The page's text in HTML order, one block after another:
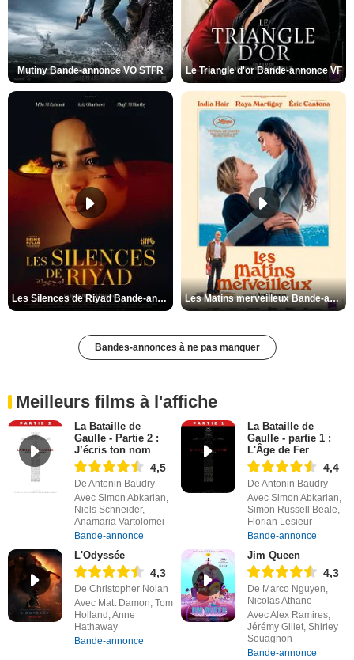
Mutiny Bande-annonce VO STFR Le Triangle d'or Bande-annonce VF
Les Silences de Riyad Bande-annonce VO STFR Les Matins merveilleux Bande-annonce VF
Bandes-annonces à ne pas manquer
Meilleurs films à l'affiche
La Bataille de
Gaulle - Partie 2 :
J’écris ton nom
4,5
De Antonin Baudry
Avec Simon Abkarian,
Niels Schneider,
Anamaria Vartolomei
Bande-annonce
La Bataille de
Gaulle - partie 1 :
L'Âge de Fer
4,4
De Antonin Baudry
Avec Simon Abkarian,
Simon Russell Beale,
Florian Lesieur
Bande-annonce
L'Odyssée
4,3
De Christopher Nolan
Avec Matt Damon, Tom
Holland, Anne
Hathaway
Bande-annonce
Jim Queen
4,3
De Marco Nguyen,
Nicolas Athane
Avec Alex Ramires,
Jérémy Gillet, Shirley
Souagnon
Bande-annonce